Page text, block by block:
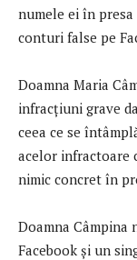
numele ei în
conturi false pe
Doamna Maria
infracțiuni grave
ceea ce se
acelor infractoare
nimic concret în
Doamna Câmpina
Facebook și un